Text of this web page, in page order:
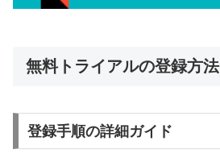
無料トライアルの登録方法
登録手順の詳細ガイド